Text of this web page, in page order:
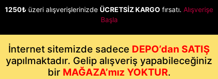
1250₺ üzeri alışverişlerinizde ÜCRETSİZ KARGO fırsatı. Alışverişe
Başla
İnternet sitemizde sadece DEPO’dan SATIŞ
yapılmaktadır. Gelip alışveriş yapabileceğiniz
bir MAĞAZA’mız YOKTUR.